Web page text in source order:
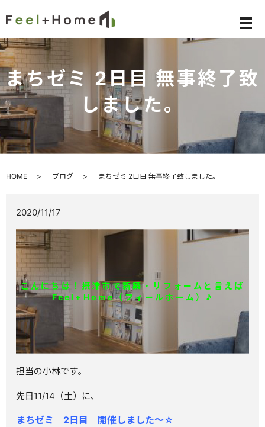
メ
まちゼミ 2日目 無事終了致
しました。
HOME ブログ まちゼミ 2日目 無事終了致しました。
2020/11/17
こんにちは！摂津市で新築・リフォームと言えば
Feel+Home（フィールホーム）♪
担当の小林です。
先日11/14（土）に、
まちゼミ 2日目 開催しました～☆